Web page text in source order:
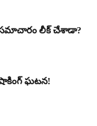
లీక్ చేశాడా?
ఘటన!